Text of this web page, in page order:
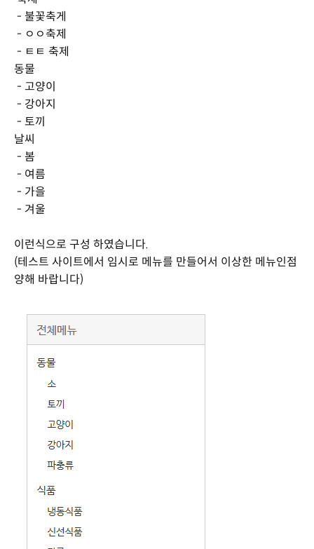
- 불꽃축게
- ㅇㅇ축제
- ㅌㅌ 축제
동물
- 고양이
- 강아지
- 토끼
날씨
- 봄
- 여름
- 가을
- 겨울
이런식으로 구성 하였습니다.
(테스트 사이트에서 임시로 메뉴를 만들어서 이상한 메뉴인점
양해 바랍니다)